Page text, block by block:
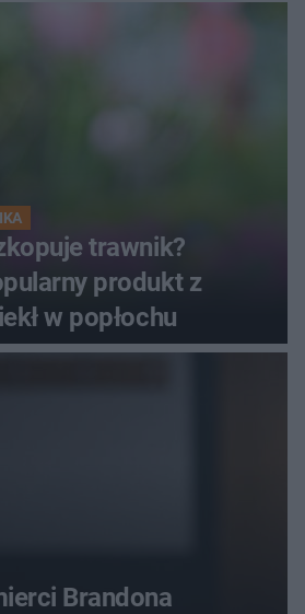
trawnik?
produkt z
w popłochu
Brandona